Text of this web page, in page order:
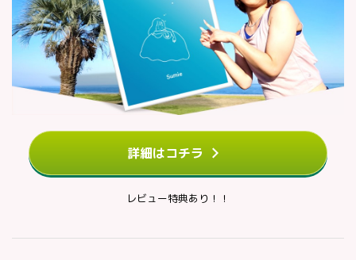
詳細はコチラ
レビュー特典あり！！